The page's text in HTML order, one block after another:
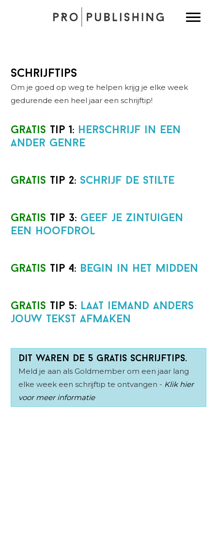
Schrijftips
Om je goed op weg te helpen krijg je elke week
gedurende een heel jaar een schrijftip!
Gratis Tip 1: Herschrijf in een
ander genre
Gratis Tip 2: Schrijf de stilte
Gratis Tip 3: Geef je zintuigen
een hoofdrol
Gratis Tip 4: Begin in het midden
Gratis Tip 5: Laat iemand anders
jouw tekst afmaken
Dit waren de 5 gratis schrijftips.
Meld je aan als Goldmember om een jaar lang
elke week een schrijftip te ontvangen - Klik hier
voor meer informatie